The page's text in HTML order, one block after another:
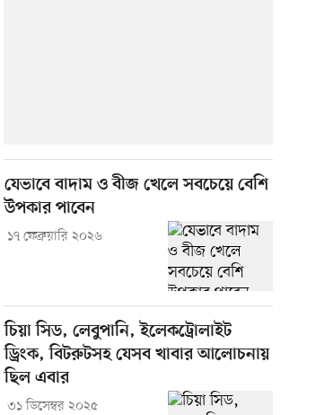
যেভাবে বাদাম ও বীজ খেলে সবচেয়ে বেশি
উপকার পাবেন
১৭ ফেব্রুয়ারি ২০২৬
চিয়া সিড, লেবুপানি, ইলেকট্রোলাইট
ড্রিংক, বিটরুটসহ যেসব খাবার আলোচনায়
ছিল এবার
৩১ ডিসেম্বর ২০২৫